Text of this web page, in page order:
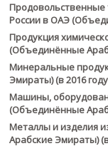
Продовольственные
России в ОАЭ
Продукция
(Объединённые
Минеральные
Эмираты) (в 2016 году
Машины,
(Объединённые
Металлы и изделия
Арабские Эмираты) (в